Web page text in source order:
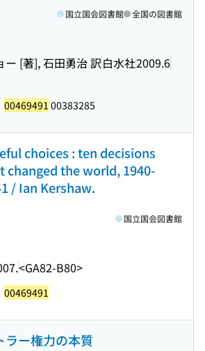
ー [著], 石田勇治 訳白水社2009.6
国立国会図書館 全国の図書館
00469491 00383285
choices : ten decisions
changed the world, 1940-
/ Ian Kershaw.
<GA82-B80>
国立国会図書館
00469491
ラー権力の本質